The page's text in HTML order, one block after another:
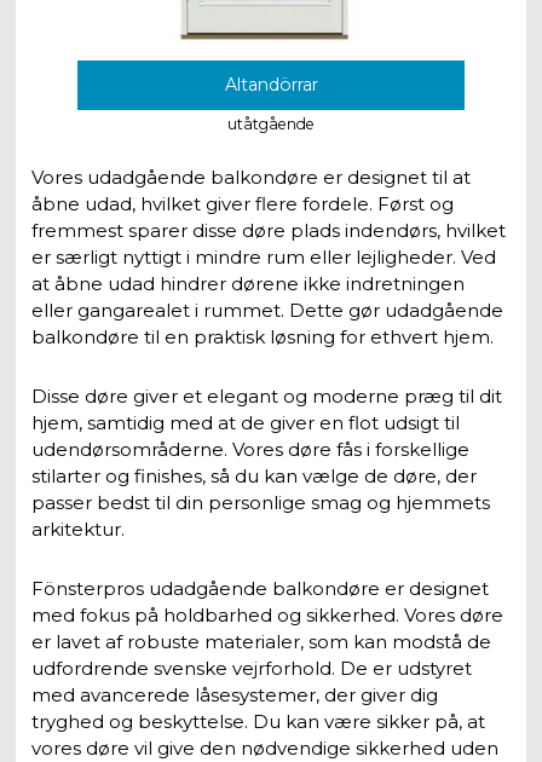
Altandörrar
utåtgående
Vores udadgående balkondøre er designet til at
åbne udad, hvilket giver flere fordele. Først og
fremmest sparer disse døre plads indendørs, hvilket
er særligt nyttigt i mindre rum eller lejligheder. Ved
at åbne udad hindrer dørene ikke indretningen
eller gangarealet i rummet. Dette gør udadgående
balkondøre til en praktisk løsning for ethvert hjem.
Disse døre giver et elegant og moderne præg til dit
hjem, samtidig med at de giver en flot udsigt til
udendørsområderne. Vores døre fås i forskellige
stilarter og finishes, så du kan vælge de døre, der
passer bedst til din personlige smag og hjemmets
arkitektur.
Fönsterpros udadgående balkondøre er designet
med fokus på holdbarhed og sikkerhed. Vores døre
er lavet af robuste materialer, som kan modstå de
udfordrende svenske vejrforhold. De er udstyret
med avancerede låsesystemer, der giver dig
tryghed og beskyttelse. Du kan være sikker på, at
vores døre vil give den nødvendige sikkerhed uden